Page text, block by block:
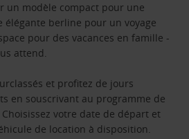
un modèle compact pour une
élégante berline pour un voyage
pour des vacances en famille -
attend.
et profitez de jours
en souscrivant au programme de
Choisissez votre date de départ et
de location à disposition.